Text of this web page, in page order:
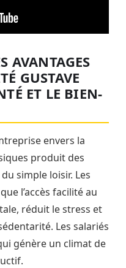
AVANTAGES
GUSTAVE
ET LE BIEN-
envers la
produit des
simple loisir. Les
l’accès facilité au
réduit le stress et
Les salariés
génère un climat de